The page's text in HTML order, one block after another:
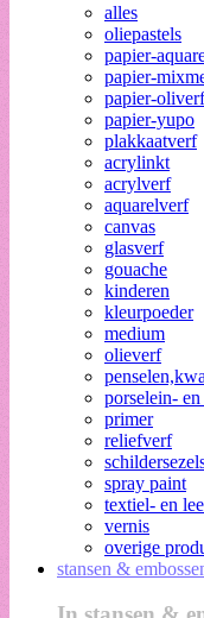
alles
oliepastels
papier-
papier-
papier-oliverf
papier-yupo
plakkaatverf
acrylinkt
acrylverf
aquarelverf
canvas
glasverf
gouache
kinderen
kleurpoeder
medium
olieverf
porselein-
primer
reliefverf
spray paint
textiel- en
vernis
overige
stansen &